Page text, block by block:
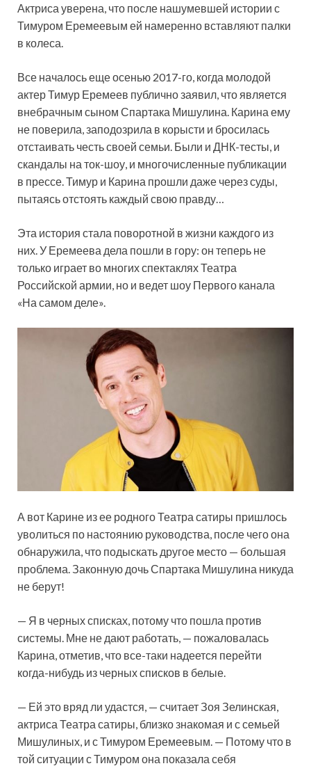
Актриса уверена, что после нашумевшей истории с
Тимуром Еремеевым ей намеренно вставляют палки
в колеса.
Все началось еще осенью 2017-го, когда молодой
актер Тимур Еремеев публично заявил, что является
внебрачным сыном Спартака Мишулина. Карина ему
не поверила, заподозрила в корысти и бросилась
отстаивать честь своей семьи. Были и ДНК-тесты, и
скандалы на ток-шоу, и многочисленные публикации
в прессе. Тимур и Карина прошли даже через суды,
пытаясь отстоять каждый свою правду…
Эта история стала поворотной в жизни каждого из
них. У Еремеева дела пошли в гору: он теперь не
только играет во многих спектаклях Театра
Российской армии, но и ведет шоу Первого канала
«На самом деле».
А вот Карине из ее родного Театра сатиры пришлось
уволиться по настоянию руководства, после чего она
обнаружила, что подыскать другое место — большая
проблема. Законную дочь Спартака Мишулина никуда
не берут!
— Я в черных списках, потому что пошла против
системы. Мне не дают работать, — пожаловалась
Карина, отметив, что все-таки надеется перейти
когда-нибудь из черных списков в белые.
— Ей это вряд ли удастся, — считает Зоя Зелинская,
актриса Театра сатиры, близко знакомая и с семьей
Мишулиных, и с Тимуром Еремеевым. — Потому что в
той ситуации с Тимуром она показала себя